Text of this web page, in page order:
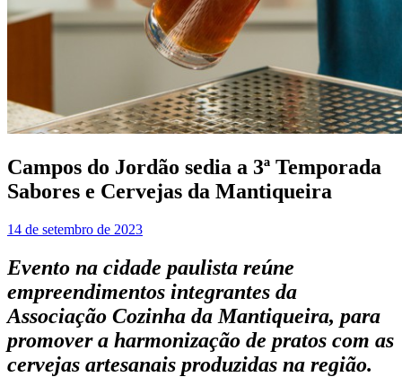
Campos do Jordão sedia a 3ª Temporada
Sabores e Cervejas da Mantiqueira
14 de setembro de 2023
Evento na cidade paulista reúne
empreendimentos integrantes da
Associação Cozinha da Mantiqueira, para
promover a harmonização de pratos com as
cervejas artesanais produzidas na região.